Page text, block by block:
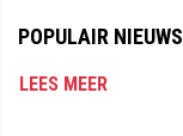
POPULAIR NIEUWS
LEES MEER